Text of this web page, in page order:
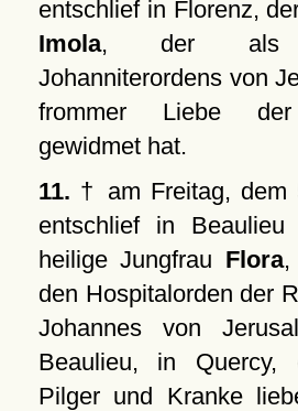
entschlief in Florenz,
Imola, der als
Johanniterordens von
frommer Liebe der
gewidmet hat.
11. † am Freitag, dem
entschlief in
heilige Jungfrau Flora,
den Hospitalorden der
Johannes von
Beaulieu, in Quercy,
Pilger und Kranke